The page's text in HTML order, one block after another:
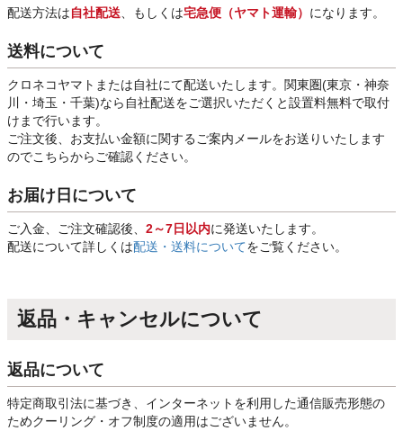
配送方法は自社配送 、もしくは宅急便（ヤマト運輸） になります。
送料について
クロネコヤマトまたは自社にて配送いたします。関東圏(東京・神奈
川・埼玉・千葉)なら自社配送をご選択いただくと設置料無料で取付
けまで行います。
ご注文後、お支払い金額に関するご案内メールをお送りいたします
のでこちらからご確認ください。
お届け日について
ご入金、ご注文確認後、 2～7日以内に発送いたします。
配送について詳しくは配送・送料についてをご覧ください。
返品・キャンセルについて
返品について
特定商取引法に基づき、インターネットを利用した通信販売形態の
ためクーリング・オフ制度の適用はございません。